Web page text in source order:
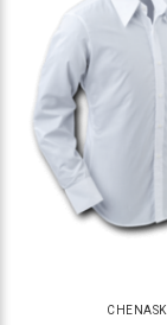
CHENASKI